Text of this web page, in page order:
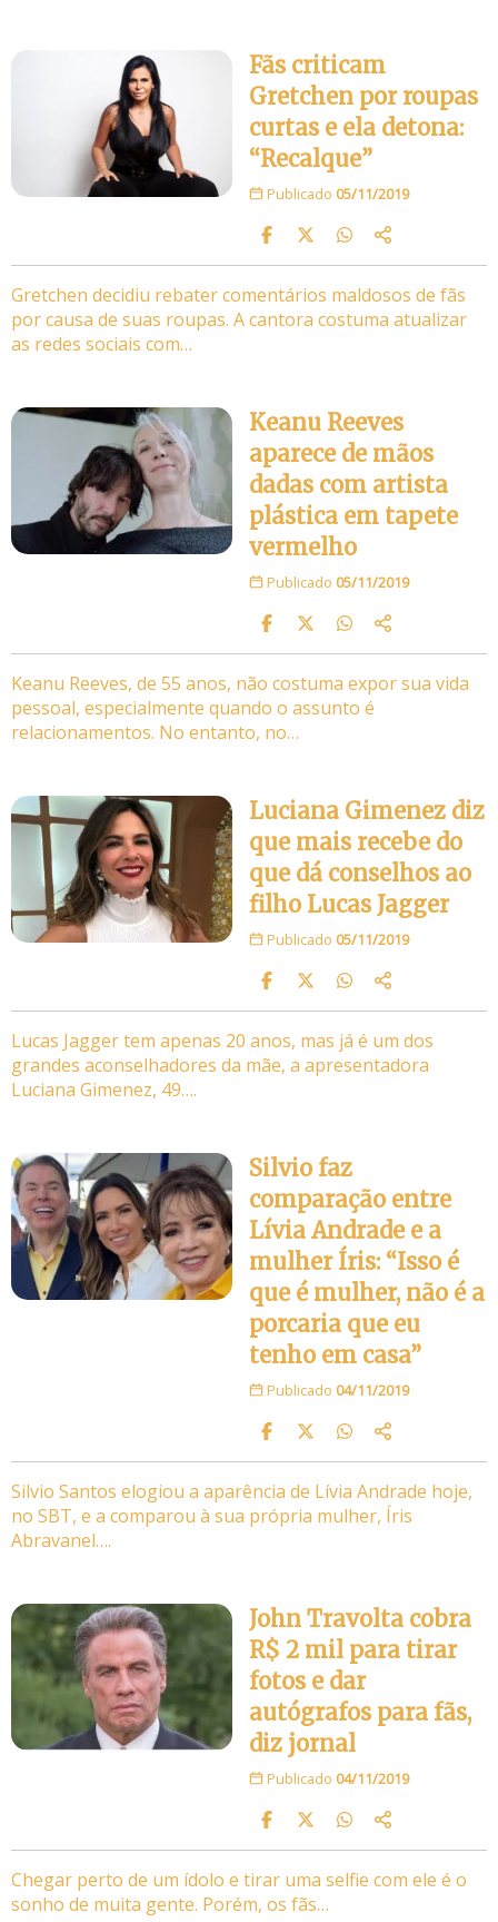
Fãs criticam
Gretchen por roupas
curtas e ela detona:
“Recalque”
Publicado 05/11/2019
Gretchen decidiu rebater comentários maldosos de fãs
por causa de suas roupas. A cantora costuma atualizar
as redes sociais com…
Keanu Reeves
aparece de mãos
dadas com artista
plástica em tapete
vermelho
Publicado 05/11/2019
Keanu Reeves, de 55 anos, não costuma expor sua vida
pessoal, especialmente quando o assunto é
relacionamentos. No entanto, no…
Luciana Gimenez diz
que mais recebe do
que dá conselhos ao
filho Lucas Jagger
Publicado 05/11/2019
Lucas Jagger tem apenas 20 anos, mas já é um dos
grandes aconselhadores da mãe, a apresentadora
Luciana Gimenez, 49….
Silvio faz
comparação entre
Lívia Andrade e a
mulher Íris: “Isso é
que é mulher, não é a
porcaria que eu
tenho em casa”
Publicado 04/11/2019
Silvio Santos elogiou a aparência de Lívia Andrade hoje,
no SBT, e a comparou à sua própria mulher, Íris
Abravanel….
John Travolta cobra
R$ 2 mil para tirar
fotos e dar
autógrafos para fãs,
diz jornal
Publicado 04/11/2019
Chegar perto de um ídolo e tirar uma selfie com ele é o
sonho de muita gente. Porém, os fãs…